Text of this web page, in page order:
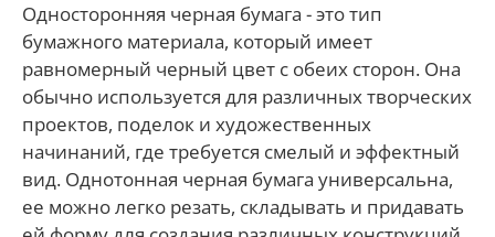
Односторонняя черная бумага - это тип
бумажного материала, который имеет
равномерный черный цвет с обеих сторон. Она
обычно используется для различных творческих
проектов, поделок и художественных
начинаний, где требуется смелый и эффектный
вид. Однотонная черная бумага универсальна,
ее можно легко резать, складывать и придавать